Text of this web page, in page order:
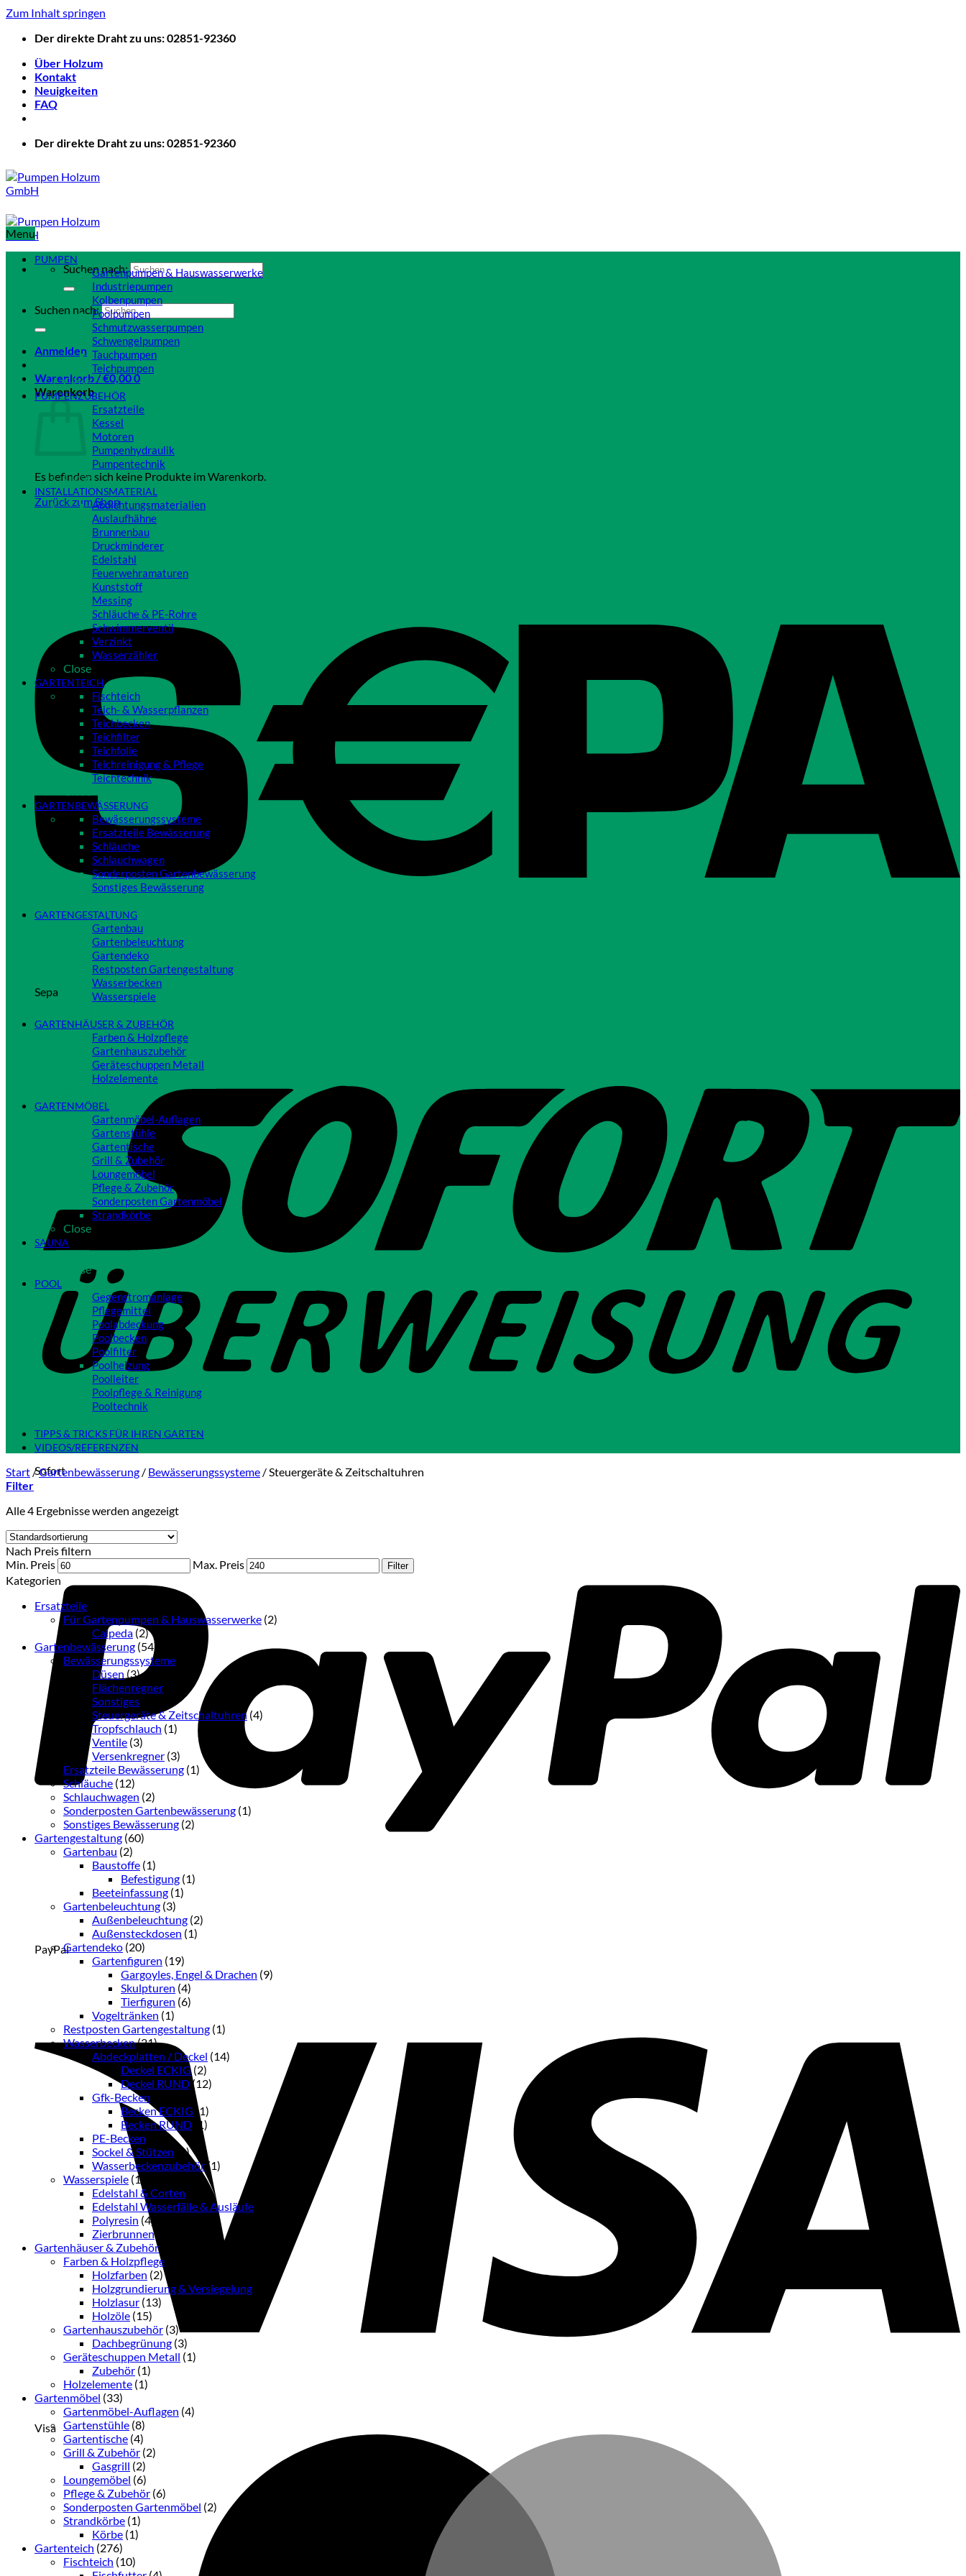
Zum Inhalt springen
Der direkte Draht zu uns: 02851-92360
Über Holzum
Kontakt
Neuigkeiten
FAQ
Der direkte Draht zu uns: 02851-92360
Suchen nach:
Suchen nach:
Anmelden
Warenkorb /€0,000
Warenkorb
Es befinden sich keine Produkte im Warenkorb.
Zurück zum Shop
Sepa
Sofort
PayPal
Visa
Menu
PUMPEN
Gartenpumpen & Hauswasserwerke
Industriepumpen
Kolbenpumpen
Poolpumpen
Schmutzwasserpumpen
Schwengelpumpen
Tauchpumpen
Teichpumpen
Close
PUMPENZUBEHÖR
Ersatzteile
Kessel
Motoren
Pumpenhydraulik
Pumpentechnik
Close
INSTALLATIONSMATERIAL
Abdichtungsmaterialien
Auslaufhähne
Brunnenbau
Druckminderer
Edelstahl
Feuerwehramaturen
Kunststoff
Messing
Schläuche & PE-Rohre
Schwimmerventil
Verzinkt
Wasserzähler
Close
GARTENTEICH
Fischteich
Teich- & Wasserpflanzen
Teichbecken
Teichfilter
Teichfolie
Teichreinigung & Pflege
Teichtechnik
GARTENBEWÄSSERUNG
Bewässerungssysteme
Ersatzteile Bewässerung
Schläuche
Schlauchwagen
Sonderposten Gartenbewässerung
Sonstiges Bewässerung
GARTENGESTALTUNG
Gartenbau
Gartenbeleuchtung
Gartendeko
Restposten Gartengestaltung
Wasserbecken
Wasserspiele
GARTENHÄUSER & ZUBEHÖR
Farben & Holzpflege
Gartenhauszubehör
Geräteschuppen Metall
Holzelemente
GARTENMÖBEL
Gartenmöbel-Auflagen
Gartenstühle
Gartentische
Grill & Zubehör
Loungemöbel
Pflege & Zubehör
Sonderposten Gartenmöbel
Strandkörbe
Close
SAUNA
Close
POOL
Gegenstromanlage
Pflegemittel
Poolabdeckung
Poolbecken
Poolfilter
Poolheizung
Poolleiter
Poolpflege & Reinigung
Pooltechnik
TIPPS & TRICKS FÜR IHREN GARTEN
VIDEOS/REFERENZEN
Start /Gartenbewässerung / Bewässerungssysteme /Steuergeräte & Zeitschaltuhren
Filter
Alle 4 Ergebnisse werden angezeigt
Nach Preis filtern
Min. Preis
Max. Preis Filter
Kategorien
Ersatzteile
Für Gartenpumpen & Hauswasserwerke (2)
Calpeda (2)
Gartenbewässerung (54)
Bewässerungssysteme
Düsen (3)
Flächenregner
Sonstiges
Steuergeräte & Zeitschaltuhren (4)
Tropfschlauch (1)
Ventile (3)
Versenkregner (3)
Ersatzteile Bewässerung (1)
Schläuche (12)
Schlauchwagen (2)
Sonderposten Gartenbewässerung (1)
Sonstiges Bewässerung (2)
Gartengestaltung (60)
Gartenbau (2)
Baustoffe (1)
Befestigung (1)
Beeteinfassung (1)
Gartenbeleuchtung (3)
Außenbeleuchtung (2)
Außensteckdosen (1)
Gartendeko (20)
Gartenfiguren (19)
Gargoyles, Engel & Drachen (9)
Skulpturen (4)
Tierfiguren (6)
Vogeltränken (1)
Restposten Gartengestaltung (1)
Wasserbecken(21)
Abdeckplatten / Deckel (14)
Deckel ECKIG (2)
Deckel RUND (12)
Gfk-Becken
Becken ECKIG (1)
Becken RUND
(1)
PE-Becken
Sockel & Stützen
(3)
Wasserbeckenzubehör (1)
Wasserspiele (13)
Edelstahl & Corten
Edelstahl Wasserfälle & Ausläufe
Polyresin (4)
Zierbrunnen
Gartenhäuser & Zubehör
Farben & Holzpflege
Holzfarben (2)
Holzgrundierung & Versiegelung
Holzlasur (13)
Holzöle (15)
Gartenhauszubehör (3)
Dachbegrünung (3)
Geräteschuppen Metall (1)
Zubehör (1)
Holzelemente (1)
Gartenmöbel (33)
Gartenmöbel-Auflagen (4)
Gartenstühle (8)
Gartentische (4)
Grill & Zubehör (2)
Gasgrill (2)
Loungemöbel (6)
Pflege & Zubehör (6)
Sonderposten Gartenmöbel (2)
Strandkörbe (1)
Körbe (1)
Gartenteich (276)
Fischteich (10)